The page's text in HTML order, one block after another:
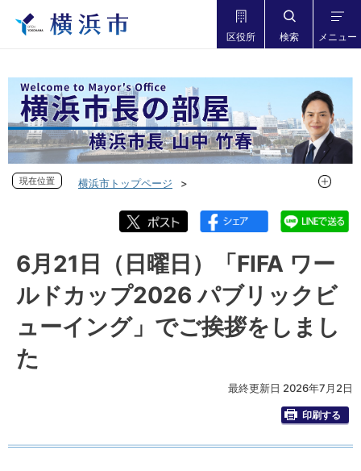
区役所 検索 メニュー
現在位置
横浜市トップページ
フォトダイアリー 2026年度
フォトダイアリー 2026年6月
6月21日（日曜日）「FIFA ワールドカップ2026 パブリックビ
ューイング」でご挨拶をしました
現在位
6月21日（日曜日）「FIFA ワー
ルドカップ2026 パブリックビ
ューイング」でご挨拶をしまし
た
最終更新日 2026年7月2日
印刷する